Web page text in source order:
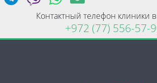
Контактный телефон клиники
+972 (77) 556-57-